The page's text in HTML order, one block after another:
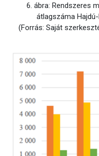
6. ábra: Rendszeres
átlagszáma
(Forrás: Saját